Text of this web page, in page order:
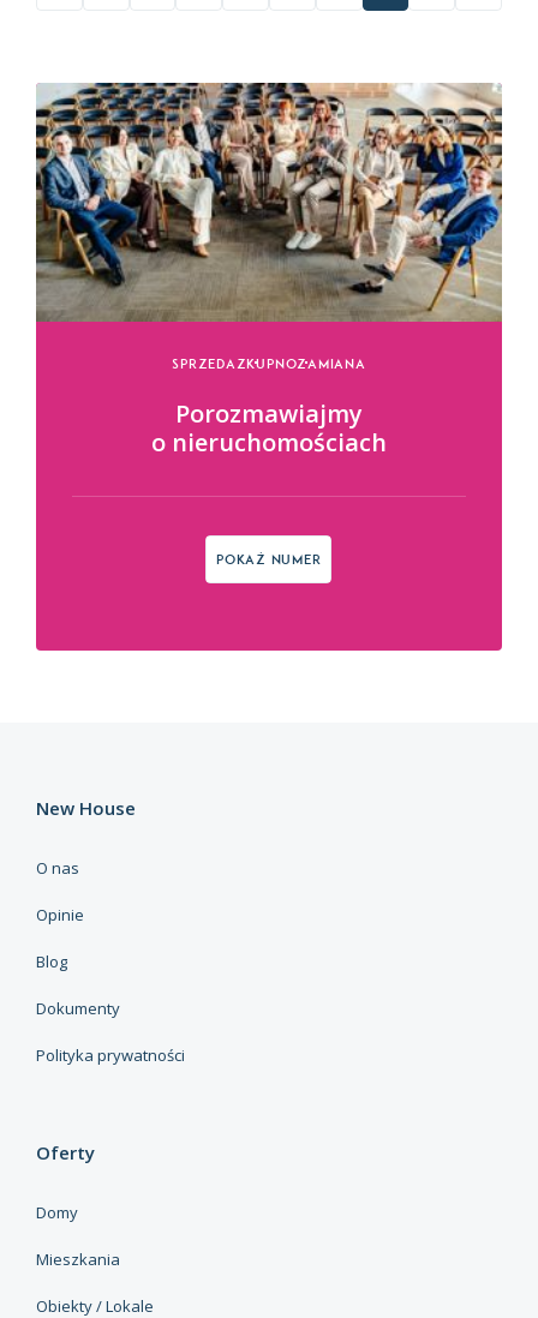
SprzedazKupnoZamiana
Porozmawiajmy
o nieruchomościach
Pokaż numer
New House
O nas
Opinie
Blog
Dokumenty
Polityka prywatności
Oferty
Domy
Mieszkania
Obiekty / Lokale